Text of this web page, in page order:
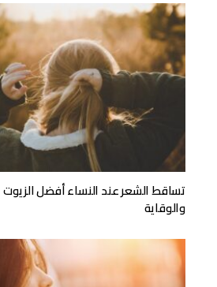
تساقط الشعر عند النساء أفضل الزيوت
والوقاية